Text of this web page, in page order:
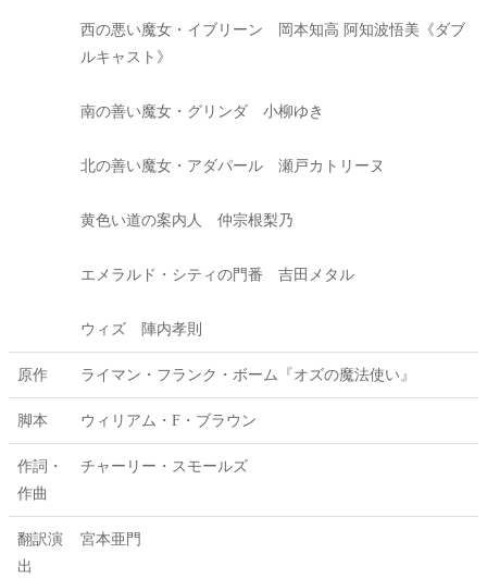
西の悪い魔女・イブリーン 岡本知高 阿知波悟美《ダブ
ルキャスト》
南の善い魔女・グリンダ 小柳ゆき
北の善い魔女・アダパール 瀬戸カトリーヌ
黄色い道の案内人 仲宗根梨乃
エメラルド・シティの門番 吉田メタル
ウィズ 陣内孝則
原作 ライマン・フランク・ボーム『オズの魔法使い』
脚本 ウィリアム・F・ブラウン
作詞・
作曲
チャーリー・スモールズ
翻訳演
出
宮本亜門